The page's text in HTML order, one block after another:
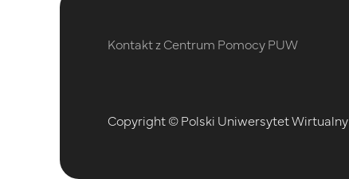
Kontakt z Centrum Pomocy PUW
Copyright © Polski Uniwersytet Wirtualny